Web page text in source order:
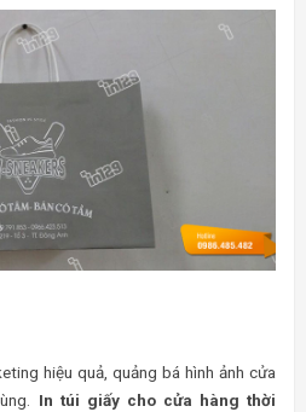
hiệu quả, quảng bá hình ảnh cửa
In túi giấy cho cửa hàng thời